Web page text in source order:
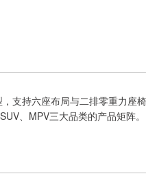
支持六座布局与二排零重力座
、MPV三大品类的产品矩阵。